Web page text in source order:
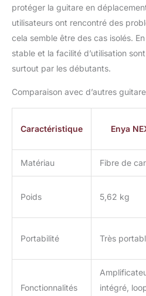
tout
avec
OTG.
Nylon
qu'en
un
la
protéger la guitare en
utilisateurs ont rencontré des
cela semble être des cas isolés.
stable et la facilité d’utilisation
surtout par les débutants.
Comparaison avec d’autres
Caractéristique Enya
Matériau Fibre de
Poids 5,62 kg
Portabilité Très
Fonctionnalités
intégré,